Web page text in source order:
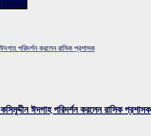
পরিদর্শন করলেন রাসিক প্রশাসক
ঈদগাহ পরিদর্শন করলেন রাসিক প্রশাসক